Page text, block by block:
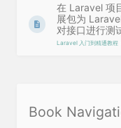
Book
在 Laravel 项
展包为
对接口进行测
Laravel 入门到精通教程